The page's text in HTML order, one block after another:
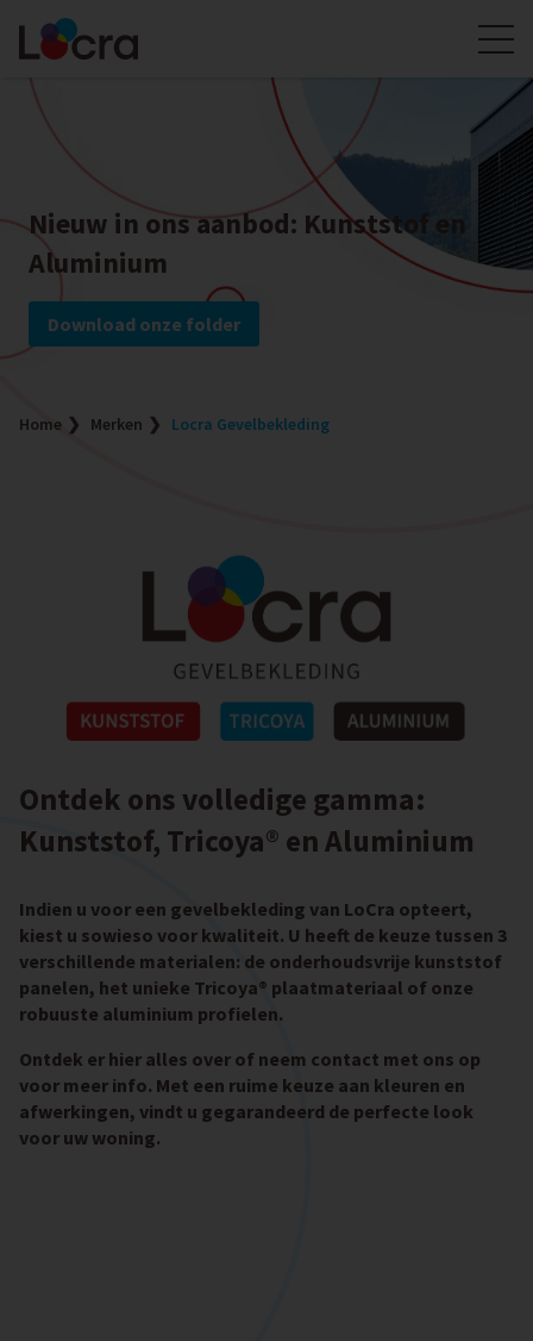
Nieuw in ons aanbod: Kunststof en
Aluminium
Download onze folder
Home Merken Locra Gevelbekleding
Ontdek ons volledige gamma:
Kunststof, Tricoya® en Aluminium
Indien u voor een gevelbekleding van LoCra opteert,
kiest u sowieso voor kwaliteit. U heeft de keuze tussen 3
verschillende materialen: de onderhoudsvrije kunststof
panelen, het unieke Tricoya® plaatmateriaal of onze
robuuste aluminium profielen.
Ontdek er hier alles over of neem contact met ons op
voor meer info. Met een ruime keuze aan kleuren en
afwerkingen, vindt u gegarandeerd de perfecte look
voor uw woning.